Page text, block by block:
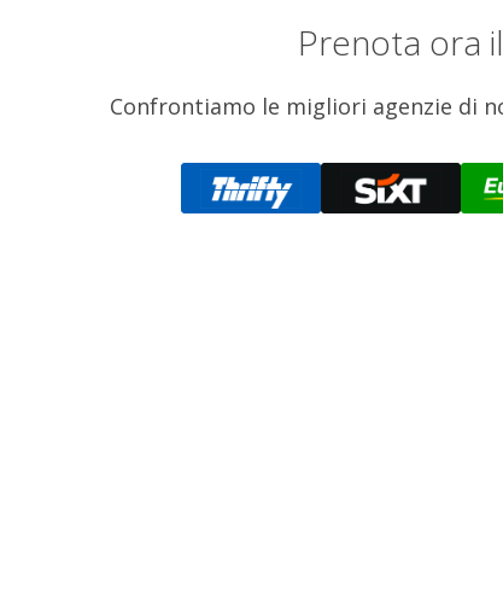
Prenota ora
Confrontiamo le migliori agenzie di